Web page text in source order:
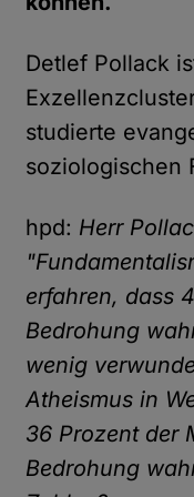
Detlef Pollack
studierte
soziologischen
hpd: Herr
erfahren, dass
Bedrohung
wenig
Atheismus in
36 Prozent der
Bedrohung